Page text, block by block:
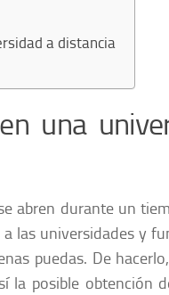
a distancia
una
abren durante un
las universidades y
puedas. De
la posible obtención